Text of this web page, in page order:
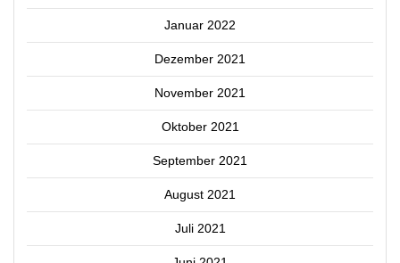
Januar 2022
Dezember 2021
November 2021
Oktober 2021
September 2021
August 2021
Juli 2021